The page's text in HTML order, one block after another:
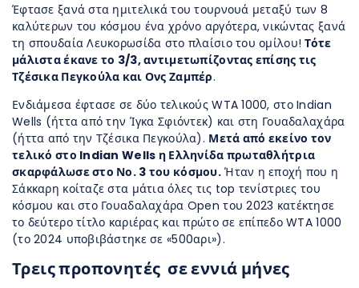
Έφτασε ξανά στα ημιτελικά του τουρνουά μεταξύ των 8
καλύτερων του κόσμου ένα χρόνο αργότερα, νικώντας ξανά
τη σπουδαία Λευκορωσίδα στο πλαίσιο του ομίλου!Τότε
μάλιστα έκανε το 3/3, αντιμετωπίζοντας επίσης τις
Τζέσικα Πεγκούλα και Ονς Ζαμπέρ.
Ενδιάμεσα έφτασε σε δύο τελικούς WTA 1000, στο Indian
Wells (ήττα από την Ίγκα Σφιόντεκ) και στη Γουαδαλαχάρα
(ήττα από την Τζέσικα Πεγκούλα). Μετά από εκείνο τον
τελικό στο Indian Wells η Ελληνίδα πρωταθλήτρια
σκαρφάλωσε στο Νο. 3 του κόσμου.Ήταν η εποχή που η
Σάκκαρη κοίταζε στα μάτια όλες τις top τενίστριες του
κόσμου και στο Γουαδαλαχάρα Open του 2023 κατέκτησε
το δεύτερο τίτλο καριέρας και πρώτο σε επίπεδο WTA 1000
(το 2024 υποβιβάστηκε σε «500αρι»).
Τρεις προπονητές σε εννιά μήνες